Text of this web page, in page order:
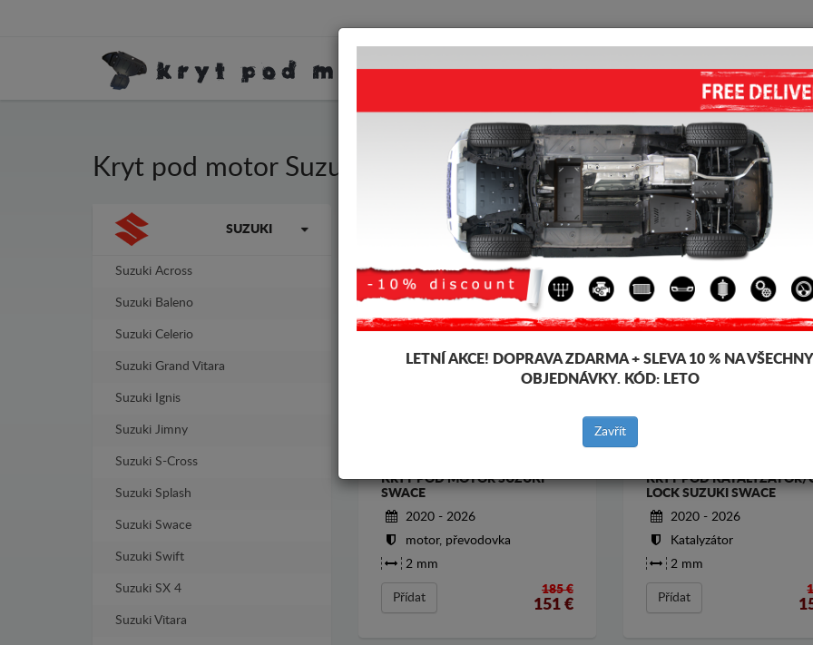
KRYT POD MOTOR HOME DOPRAVA FEEDBACK
Kryt pod motor Suzuki Swace
Značky vozidel SUZUKI
Suzuki Across
Suzuki Baleno
Suzuki Celerio
Suzuki Grand Vitara
Suzuki Ignis
Suzuki Jimny
Suzuki S-Cross
Suzuki Splash
Suzuki Swace
Suzuki Swift
Suzuki SX 4
Suzuki Vitara
Kryt pod pro motor a převodovku pro vozidla Suzuki, model Suzuki Swace,
tloušťky 2-3 mm, snadno se montují, za přijatelné ceny. Kryt pod motor
-18%
KRYT POD MOTOR SUZUKI
SWACE
2020 - 2026
motor, převodovka
2 mm
Přídat
185 €
151€
-4%
KRYT POD KATALYZATOR/
LOCK SUZUKI SWACE
2020 - 2026
Katalyzátor
2 mm
Přídat
LETNÍ AKCE! DOPRAVA ZDARMA + SLEVA 10 % NA VŠECHNY
OBJEDNÁVKY. KÓD: LETO
Zavřít